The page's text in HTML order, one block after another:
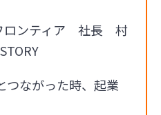
ロンティア 社長 村
つながった時、起業